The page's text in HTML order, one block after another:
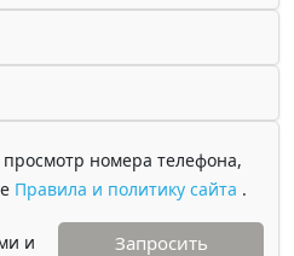
номера телефона,
Правила и политику сайта .
и
Запросить